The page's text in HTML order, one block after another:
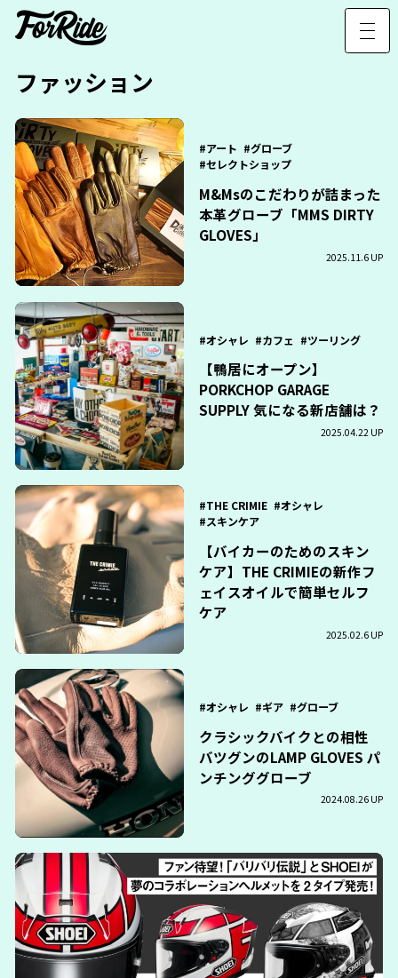
ファッション
アート
グローブ
セレクトショップ
M&Msのこだわりが詰まった
本革グローブ「MMS DIRTY
GLOVES」
2025.11.6 UP
オシャレ カフェ ツーリング
【鴨居にオープン】
PORKCHOP GARAGE
SUPPLY 気になる新店舗は？
2025.04.22 UP
THE CRIMIE
オシャレ
スキンケア
【バイカーのためのスキン
ケア】THE CRIMIEの新作フ
ェイスオイルで簡単セルフ
ケア
2025.02.6 UP
オシャレ ギア グローブ
クラシックバイクとの相性
バツグンのLAMP GLOVES パ
ンチンググローブ
2024.08.26 UP